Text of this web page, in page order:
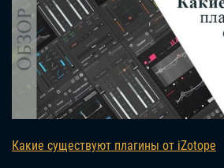
Какие существуют плагины от iZotope